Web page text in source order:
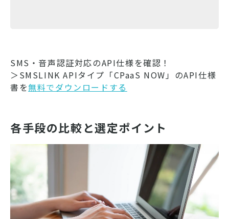
SMS・音声認証対応のAPI仕様を確認！
＞SMSLINK APIタイプ「CPaaS NOW」のAPI仕様
書を無料でダウンロードする
各手段の比較と選定ポイント